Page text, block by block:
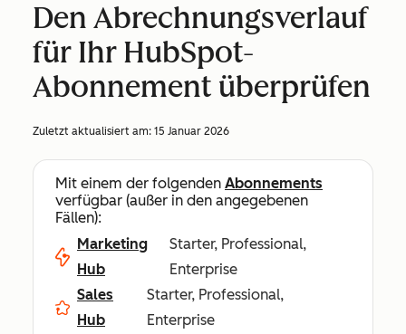
Den Abrechnungsverlauf
für Ihr HubSpot-
Abonnement überprüfen
Zuletzt aktualisiert am: 15 Januar 2026
Mit einem der folgenden Abonnements
verfügbar (außer in den angegebenen
Fällen):
Marketing
Hub
Starter, Professional,
Enterprise
Sales
Hub
Starter, Professional,
Enterprise